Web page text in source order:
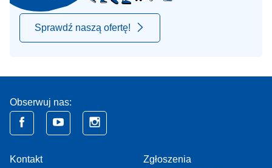
Sprawdź naszą ofertę!
Obserwuj nas:
Kontakt
Zgłoszenia